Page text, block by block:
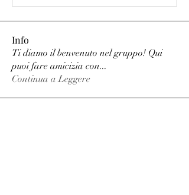
Info
Ti diamo il benvenuto nel gruppo! Qui
puoi fare amicizia con...
Continua a Leggere